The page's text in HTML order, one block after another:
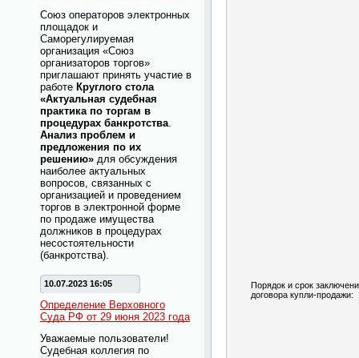
Союз операторов электронных
площадок и
Саморегулируемая
организация «Союз
организаторов торгов»
приглашают принять участие в
работе Круглого стола
«Актуальная судебная
практика по торгам в
процедурах банкротства.
Анализ проблем и
предложения по их
решению» для обсуждения
наиболее актуальных
вопросов, связанных с
организацией и проведением
торгов в электронной форме
по продаже имущества
должников в процедурах
несостоятельности
(банкротства).
10.07.2023 16:05
Определение Верховного
Суда РФ от 29 июня 2023 года
Уважаемые пользователи!
Судебная коллегия по
Порядок и срок
договора купли-продажи: